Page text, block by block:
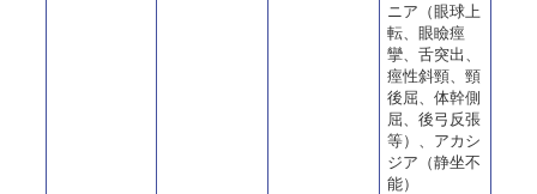
ニア（眼球上
転、眼瞼痙
攣、舌突出、
痙性斜頸、頸
後屈、体幹側
屈、後弓反張
等）、アカシ
ジア（静坐不
能）